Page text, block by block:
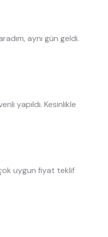
aynı gün geldi.
yapıldı. Kesinlikle
çok uygun fiyat teklif